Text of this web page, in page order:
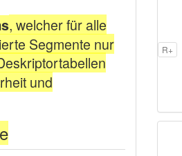
R+